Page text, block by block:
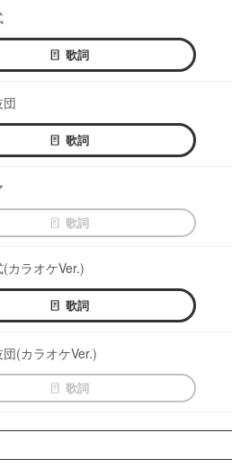
歌詞
歌詞
歌詞
カラオケVer.)
歌詞
(カラオケVer.)
歌詞